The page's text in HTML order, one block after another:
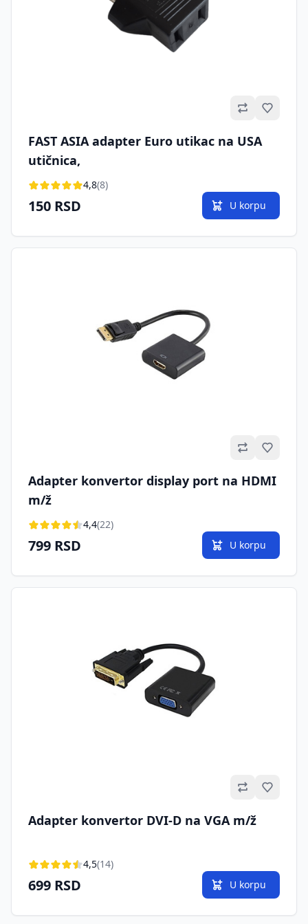
FAST ASIA adapter Euro utikac na USA
utičnica,
4,8(8)
150 RSD U korpu
Adapter konvertor display port na HDMI
m/ž
4,4(22)
799 RSD U korpu
Adapter konvertor DVI-D na VGA m/ž
4,5(14)
699 RSD U korpu